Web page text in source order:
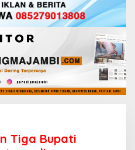
Tiga Bupati